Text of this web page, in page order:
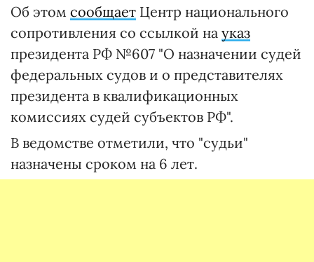
Об этом сообщает Центр национального
сопротивления со ссылкой на указ
президента РФ №607 "О назначении судей
федеральных судов и о представителях
президента в квалификационных
комиссиях судей субъектов РФ".
В ведомстве отметили, что "судьи"
назначены сроком на 6 лет.